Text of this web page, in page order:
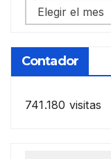
Notas
anteriores
Contador
741.180 visitas